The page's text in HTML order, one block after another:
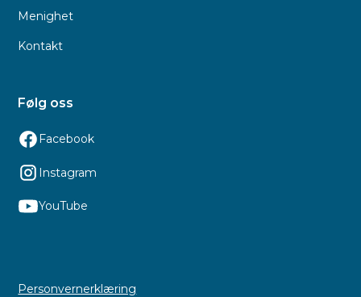
Menighet
Kontakt
Følg oss
Facebook
Instagram
YouTube
Personvernerklæring